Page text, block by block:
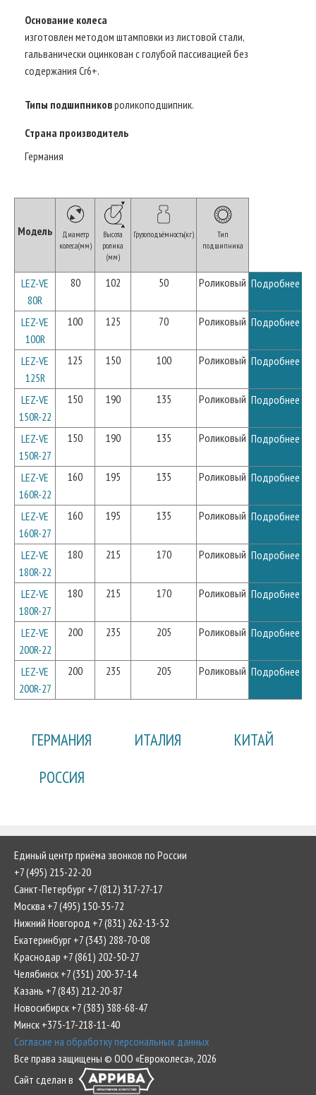
Основание колеса
изготовлен методом штамповки из листовой стали,
гальванически оцинкован с голубой пассивацией без
содержания Cr6+.
Типы подшипниковроликоподшипник.
Страна производитель
Германия
Модель
Диаметр
колеса(мм)
Высота
ролика
(мм)
Грузоподъёмность(кг)
Тип
подшипника
LEZ-VE
80R
80 102 50 Роликовый Подробнее
LEZ-VE
100R
100 125 70 Роликовый Подробнее
LEZ-VE
125R
125 150 100 Роликовый Подробнее
LEZ-VE
150R-22
150 190 135 Роликовый Подробнее
LEZ-VE
150R-27
150 190 135 Роликовый Подробнее
LEZ-VE
160R-22
160 195 135 Роликовый Подробнее
LEZ-VE
160R-27
160 195 135 Роликовый Подробнее
LEZ-VE
180R-22
180 215 170 Роликовый Подробнее
LEZ-VE
180R-27
180 215 170 Роликовый Подробнее
LEZ-VE
200R-22
200 235 205 Роликовый Подробнее
LEZ-VE
200R-27
200 235 205 Роликовый Подробнее
ГЕРМАНИЯ ИТАЛИЯ
КИТАЙ
РОССИЯ
Единый центр приёма звонков по России
+7 (495) 215-22-20
Санкт-Петербург +7 (812) 317-27-17
Москва +7 (495) 150-35-72
Нижний Новгород +7 (831) 262-13-52
Екатеринбург +7 (343) 288-70-08
Краснодар +7 (861) 202-50-27
Челябинск +7 (351) 200-37-14
Казань +7 (843) 212-20-87
Новосибирск +7 (383) 388-68-47
Минск +375-17-218-11-40
Согласие на обработку персональных данных
Все права защищены © ООО «Евроколеса», 2026
Сайт сделан в